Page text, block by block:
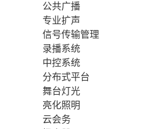
公共广播
专业扩声
信号传输管理
录播系统
中控系统
分布式平台
舞台灯光
亮化照明
云会务